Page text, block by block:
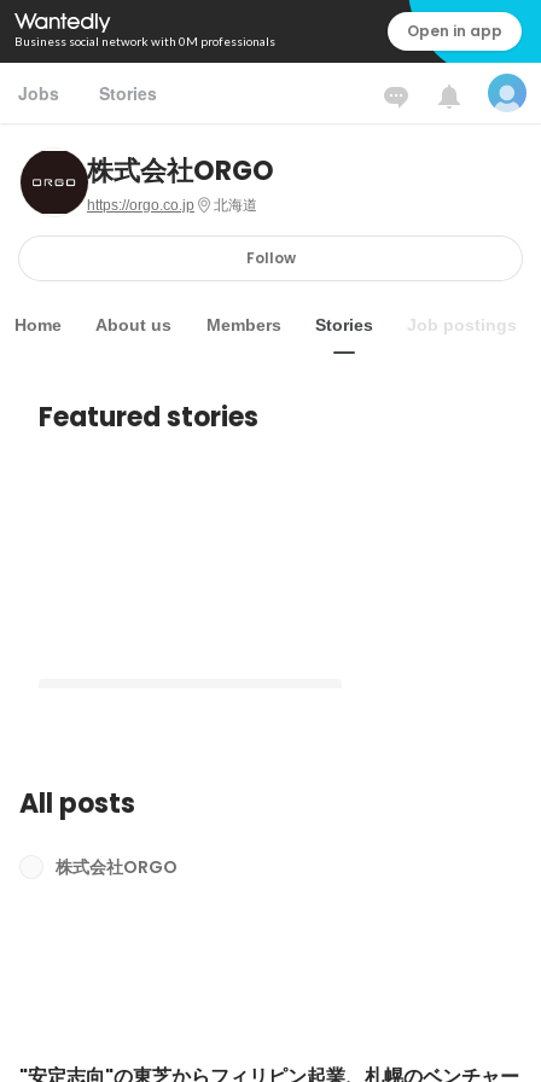
Business social network with 0M professionals Open in app
Jobs Stories
株式会社ORGO
https://orgo.co.jp 北海道
Follow
Home About us Members Stories Job postings
Featured stories
業、札幌のベンチャー企業へ。技術を
All posts
株式会社ORGO